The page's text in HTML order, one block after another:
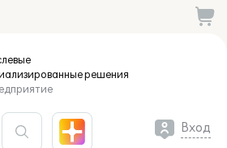
решения
Вход